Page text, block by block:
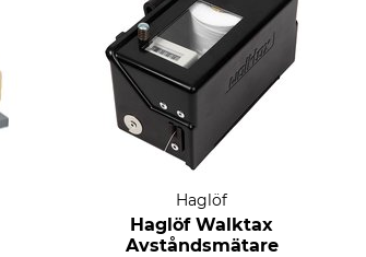
Haglöf
Haglöf Walktax
Avståndsmätare